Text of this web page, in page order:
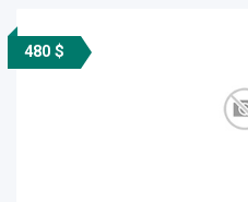
480 $